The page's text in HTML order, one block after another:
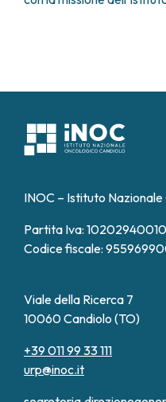
INOC – Istituto
Partita Iva: 10202940010
Codice fiscale:
Viale della Ricerca 7
10060 Candiolo (TO)
+39 011 99 33 111
urp@inoc.it